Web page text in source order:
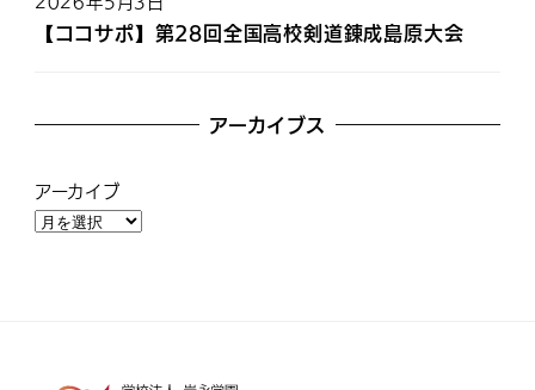
【ココサポ】第28回全国高校剣道錬成島原大会
アーカイブス
アーカイブ